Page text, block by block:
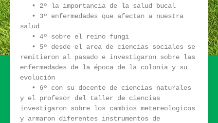
• 2º la importancia de la salud bucal
• 3º enfermedades que afectan a nuestra
salud
• 4º sobre el reino fungi
• 5º desde el area de ciencias sociales se
remitieron al pasado e investigaron sobre las
enfermedades de la época de la colonia y su
evolución
• 6º con su docente de ciencias naturales
y el profesor del taller de ciencias
investigaron sobre los cambios metereologicos
y armaron diferentes instrumentos de